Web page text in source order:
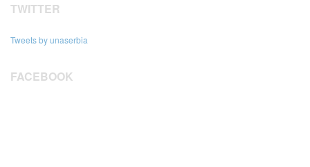
TWITTER
Tweets by unaserbia
FACEBOOK